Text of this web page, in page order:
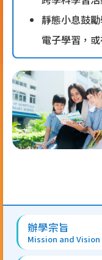
靜態小息鼓
電子學習，
Main
navigation
辦學宗旨
Mission and Vision